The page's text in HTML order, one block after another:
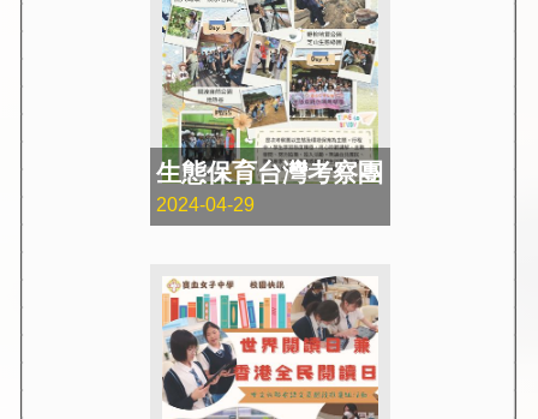
生態保育台灣考察團
2024-04-29